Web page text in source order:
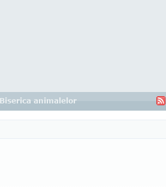
Biserica animalelor